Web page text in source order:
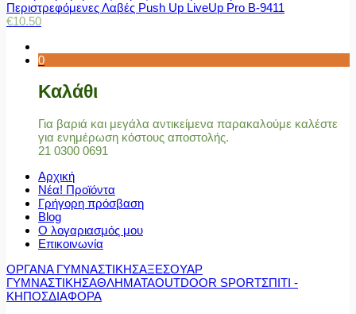
Περιστρεφόμενες Λαβές Push Up LiveUp Pro Β-9411
€10.50
0
Καλάθι
Για βαριά και μεγάλα αντικείμενα παρακαλούμε καλέστε
για ενημέρωση κόστους αποστολής.
21 0300 0691
Αρχική
Νέα! Προϊόντα
Γρήγορη πρόσβαση
Blog
Ο λογαριασμός μου
Επικοινωνία
ΟΡΓΑΝΑ ΓΥΜΝΑΣΤΙΚΗΣΑΞΕΣΟΥΑΡ
ΓΥΜΝΑΣΤΙΚΗΣΑΘΛΗΜΑΤΑOUTDOOR SPORTΣΠΙΤΙ -
ΚΗΠΟΣΔΙΑΦΟΡΑ